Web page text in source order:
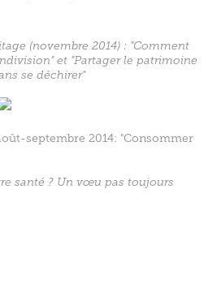
(novembre 2014) : "Comment
et "Partager le patrimoine
se déchirer"
septembre 2014: "Consommer
santé ? Un vœu pas toujours